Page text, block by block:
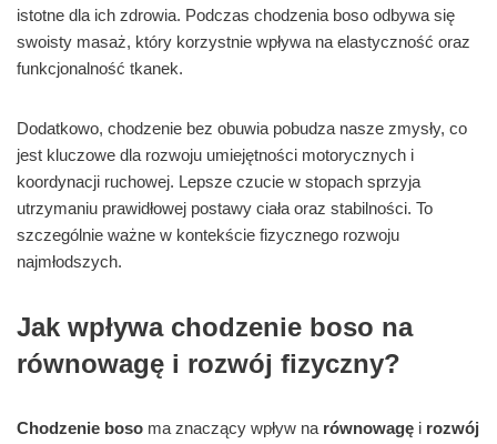
istotne dla ich zdrowia. Podczas chodzenia boso odbywa się
swoisty masaż, który korzystnie wpływa na elastyczność oraz
funkcjonalność tkanek.
Dodatkowo, chodzenie bez obuwia pobudza nasze zmysły, co
jest kluczowe dla rozwoju umiejętności motorycznych i
koordynacji ruchowej. Lepsze czucie w stopach sprzyja
utrzymaniu prawidłowej postawy ciała oraz stabilności. To
szczególnie ważne w kontekście fizycznego rozwoju
najmłodszych.
Jak wpływa chodzenie boso na
równowagę i rozwój fizyczny?
Chodzenie boso ma znaczący wpływ na równowagę i rozwój